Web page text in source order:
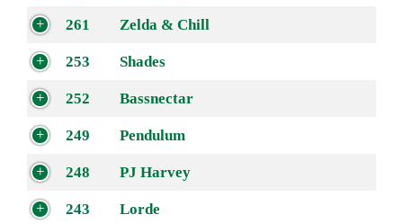
261 Zelda & Chill
253 Shades
252 Bassnectar
249 Pendulum
248 PJ Harvey
243 Lorde